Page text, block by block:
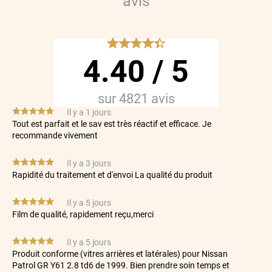
Holden
Hummer
Hyundai
Ineos
Infiniti
Isuzu
*****
4.40 / 5
sur 4821 avis
*****
Tout est parfait et le sav est très réactif et efficace. Je
recommande vivement
Il y a 1 jours
*****
Rapidité du traitement et d'envoi La qualité du produit
Il y a 3 jours
*****
Film de qualité, rapidement reçu,merci
Il y a 5 jours
*****
Produit conforme (vitres arrières et latérales) pour Nissan
Patrol GR Y61 2.8 td6 de 1999. Bien prendre soin temps et
Il y a 5 jours